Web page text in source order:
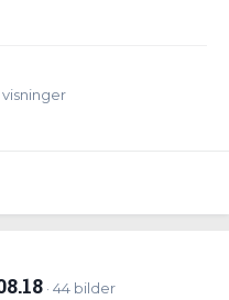
visninger
· 44 bilder